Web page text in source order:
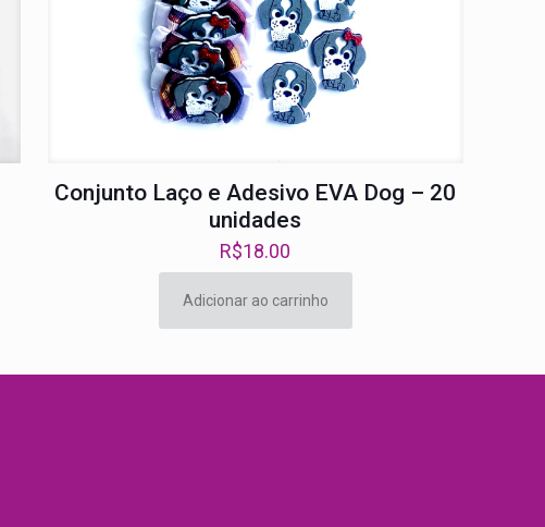
Conjunto Laço e Adesivo EVA Dog – 20
unidades
R$18.00
Adicionar ao carrinho